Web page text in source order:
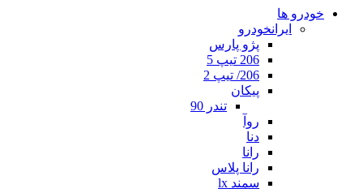
خودرو ها
ایرانخودرو
پژو پارس
206 تیپ 5
206/ تیپ 2
پیکان
تندر 90
روآ
دنا
رانا
رانا پلاس
سمند lx